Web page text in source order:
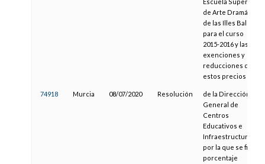
Escuela Superior
de Arte Dramático
de las Illes Balears
para el curso
2015-2016 y las
exenciones y
reducciones de
estos precios
74918 Murcia 08/07/2020 Resolución
de la Dirección
General de
Centros
Educativos e
Infraestructuras
por la que se fija el
porcentaje